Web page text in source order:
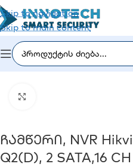
Skip to navigation
Skip to main content
/
Ჩამწერი, NVR
Q2(D), 2 SATA,16 CH